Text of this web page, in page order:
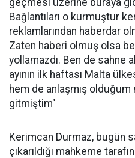
geçmesi üzerine buraya
Bağlantıları o kurmuştur
reklamlarından haberdar
Zaten haberi olmuş olsa
yollamazdı. Ben de sahne
ayının ilk haftası Malta
hem de anlaşmış
gitmiştim"
Kerimcan Durmaz, bugün
çıkarıldığı mahkeme